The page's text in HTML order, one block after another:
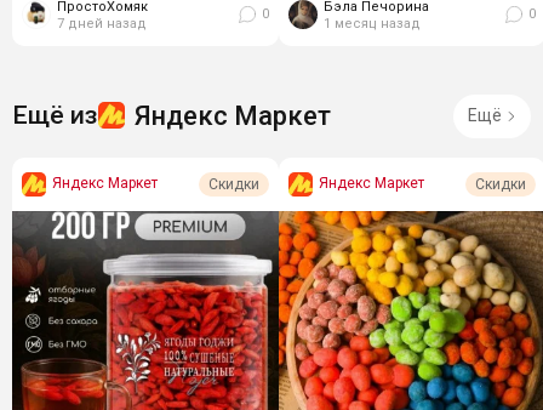
массы, со...
ПростоХомяк
7 дней назад
0
участияНужно...
Бэла Печорина
1 месяц назад
0
Ещё из Яндекс Маркет Ещё
Яндекс Маркет Скидки Яндекс Маркет Скидки